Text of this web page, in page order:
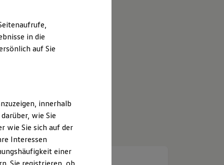
in die
auf Sie
innerhalb
wie Sie
wie Sie sich auf der
Interessen
einer
Sie registrieren, ob